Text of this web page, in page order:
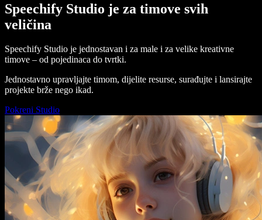
Speechify Studio je za timove svih
veličina
Speechify Studio je jednostavan i za male i za velike kreativne
timove – od pojedinaca do tvrtki.
Jednostavno upravljajte timom, dijelite resurse, surađujte i lansirajte
projekte brže nego ikad.
Pokreni Studio